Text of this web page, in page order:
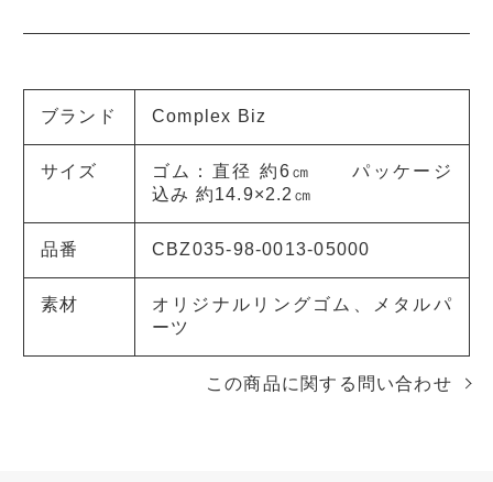
ブランド Complex Biz
サイズ
ゴム：直径 約6㎝ パッケージ
込み 約14.9×2.2㎝
品番 CBZ035-98-0013-05000
素材
オリジナルリングゴム、メタルパ
ーツ
この商品に関する問い合わせ